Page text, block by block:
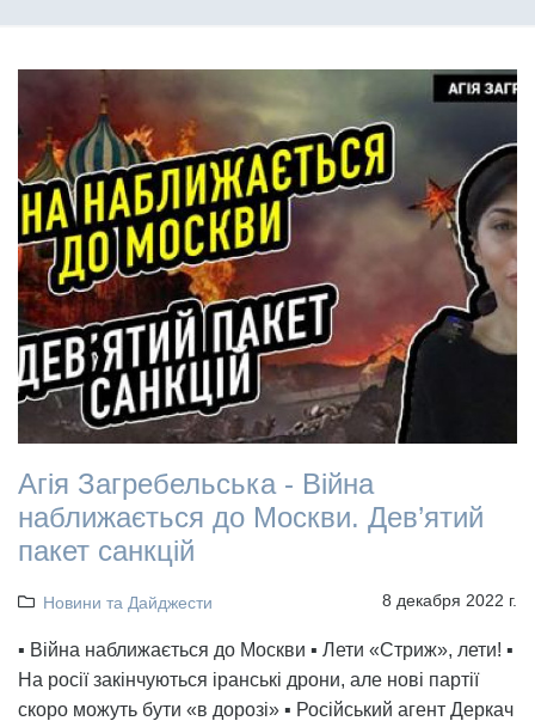
Агія Загребельська - Війна
наближається до Москви. Дев’ятий
пакет санкцій
Новини та Дайджести 8 декабря 2022 г.
▪️ Війна наближається до Москви ▪️ Лети «Стриж», лети! ▪️
На росії закінчуються іранські дрони, але нові партії
скоро можуть бути «в дорозі» ▪️ Російський агент Деркач